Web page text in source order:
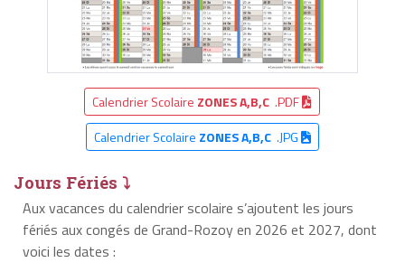
Calendrier Scolaire ZONES A,B,C .PDF
Calendrier Scolaire ZONES A,B,C.JPG
Jours Fériés ⤵
Aux vacances du calendrier scolaire s’ajoutent les jours
fériés aux congés de Grand-Rozoy en 2026 et 2027, dont
voici les dates :